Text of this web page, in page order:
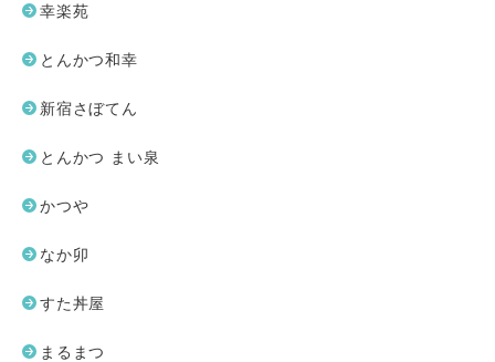
幸楽苑
とんかつ和幸
新宿さぼてん
とんかつ まい泉
かつや
なか卯
すた丼屋
まるまつ